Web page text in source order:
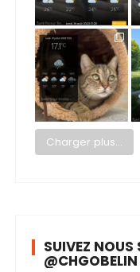
Charger plus…
SUIVEZ NOUS
@CHGOBELIN